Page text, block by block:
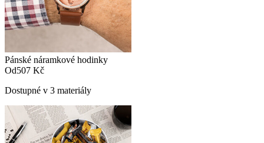
Pánské náramkové hodinky
Od507 Kč
Dostupné v 3 materiály